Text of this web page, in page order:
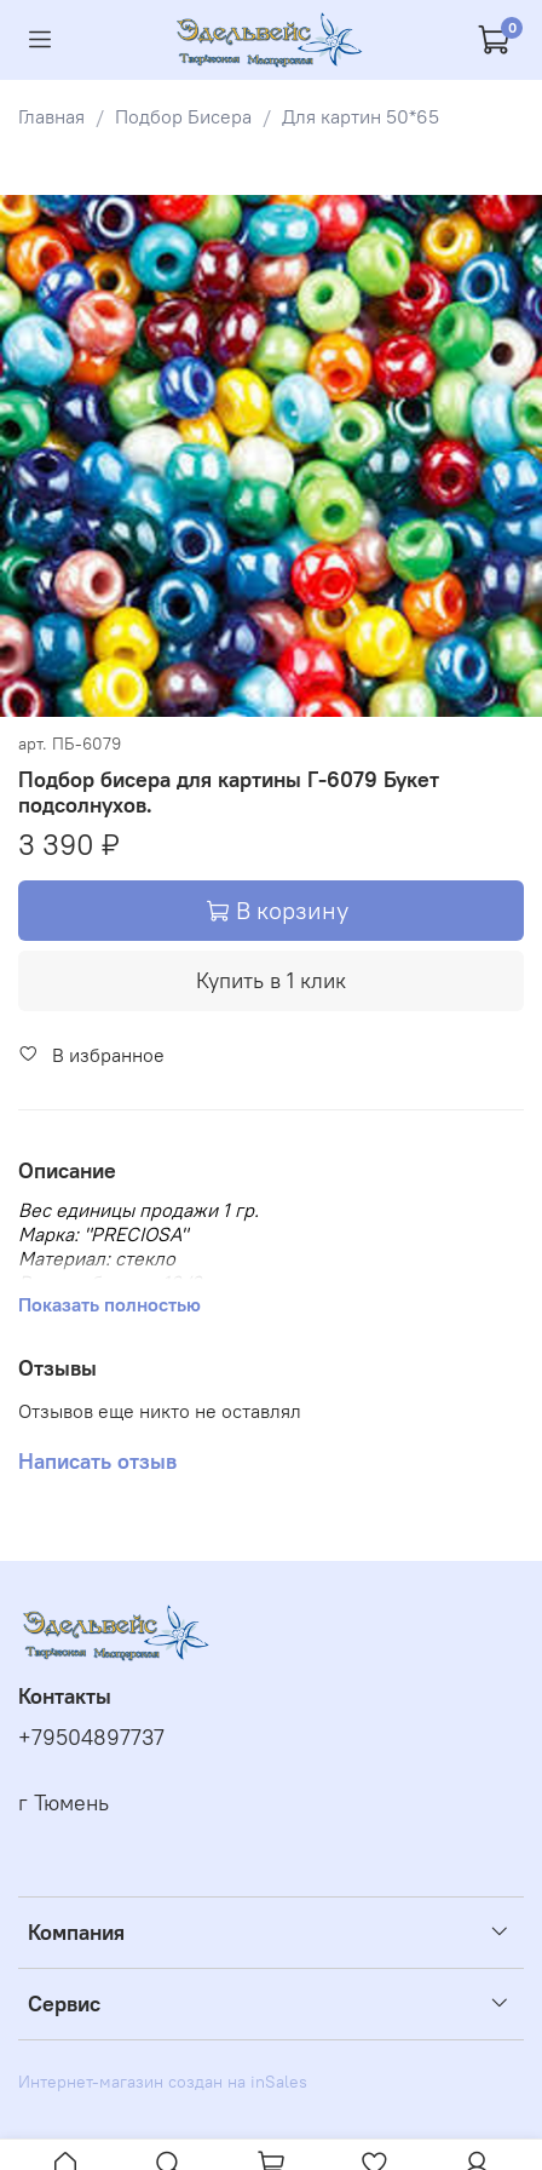
0
Главная Подбор Бисера Для картин 50*65
арт. ПБ-6079
Подбор бисера для картины Г-6079 Букет
подсолнухов.
3 390 ₽
В корзину
Купить в 1 клик
В избранное
Описание
Вес единицы продажи 1 гр.
Марка: "PRECIOSA"
Материал: стекло
Размер бисера: 10/0
Размер, мм: 2.3
Тип упаковки: в пакете
Форма бисера: круглый
Показать полностью
Отзывы
Отзывов еще никто не оставлял
Написать отзыв
Компания
Сервис
Контакты
+79504897737
г Тюмень
Интернет-магазин создан на inSales